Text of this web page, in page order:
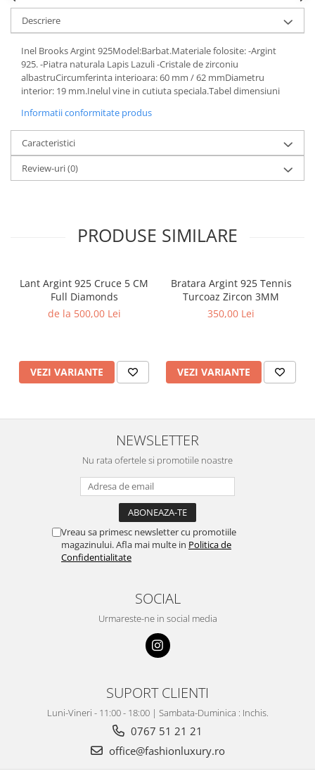
Descriere
Inel Brooks Argint 925Model:Barbat.Materiale folosite: -Argint
925. -Piatra naturala Lapis Lazuli -Cristale de zirconiu
albastruCircumferinta interioara: 60 mm / 62 mmDiametru
interior: 19 mm.Inelul vine in cutiuta speciala.Tabel dimensiuni
Informatii conformitate produs
Caracteristici
Review-uri(0)
PRODUSE SIMILARE
Lant Argint 925 Cruce 5 CM
Full Diamonds
de la 500,00 Lei
VEZI VARIANTE
Bratara Argint 925 Tennis
Turcoaz Zircon 3MM
350,00 Lei
VEZI VARIANTE
NEWSLETTER
Nu rata ofertele si promotiile noastre
Vreau sa primesc newsletter cu promotiile
magazinului. Afla mai multe in Politica de
Confidentialitate
SOCIAL
Urmareste-ne in social media
SUPORT CLIENTI
Luni-Vineri - 11:00 - 18:00 | Sambata-Duminica : Inchis.
0767 51 21 21
office@fashionluxury.ro